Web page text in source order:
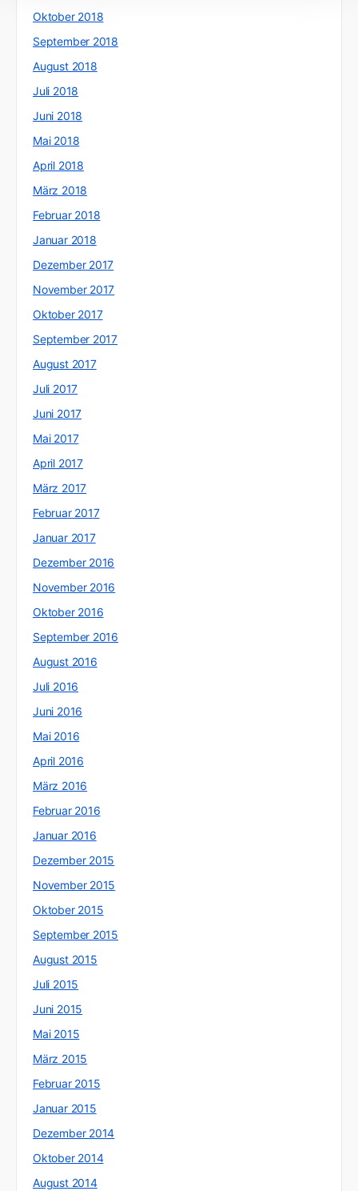
Oktober 2018
September 2018
August 2018
Juli 2018
Juni 2018
Mai 2018
April 2018
März 2018
Februar 2018
Januar 2018
Dezember 2017
November 2017
Oktober 2017
September 2017
August 2017
Juli 2017
Juni 2017
Mai 2017
April 2017
März 2017
Februar 2017
Januar 2017
Dezember 2016
November 2016
Oktober 2016
September 2016
August 2016
Juli 2016
Juni 2016
Mai 2016
April 2016
März 2016
Februar 2016
Januar 2016
Dezember 2015
November 2015
Oktober 2015
September 2015
August 2015
Juli 2015
Juni 2015
Mai 2015
März 2015
Februar 2015
Januar 2015
Dezember 2014
Oktober 2014
August 2014